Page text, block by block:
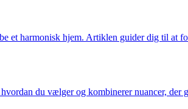
et harmonisk hjem. Artiklen guider dig til at
du vælger og kombinerer nuancer,